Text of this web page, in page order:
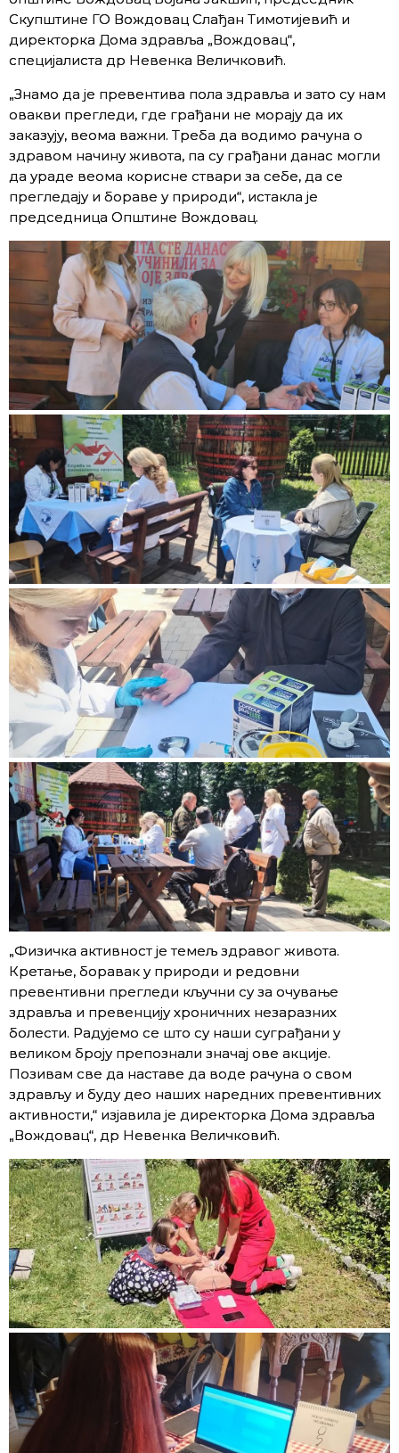
Скупштине ГО Вождовац Слађан Тимотијевић и
директорка Дома здравља „Вождовац“,
специјалиста др Невенка Величковић.
„Знамо да је превентива пола здравља и зато су нам
овакви прегледи, где грађани не морају да их
заказују, веома важни. Треба да водимо рачуна о
здравом начину живота, па су грађани данас могли
да ураде веома корисне ствари за себе, да се
прегледају и бораве у природи“, истакла је
председница Општине Вождовац.
„Физичка активност је темељ здравог живота.
Кретање, боравак у природи и редовни
превентивни прегледи кључни су за очување
здравља и превенцију хроничних незаразних
болести. Радујемо се што су наши суграђани у
великом броју препознали значај ове акције.
Позивам све да наставе да воде рачуна о свом
здрављу и буду део наших наредних превентивних
активности,“ изјавила је директорка Дома здравља
„Вождовац“, др Невенка Величковић.